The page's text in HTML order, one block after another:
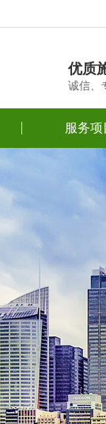
优质
诚信、
服务项